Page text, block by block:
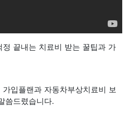
끝내는 치료비 받는 꿀팁과 가
입플랜과 자동차부상치료비 보
씀드렸습니다.